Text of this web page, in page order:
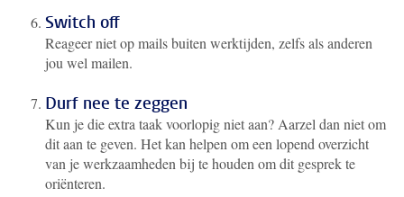
Switch off
Reageer niet op mails buiten werktijden, zelfs als anderen
jou wel mailen.
Durf nee te zeggen
Kun je die extra taak voorlopig niet aan? Aarzel dan niet om
dit aan te geven. Het kan helpen om een lopend overzicht
van je werkzaamheden bij te houden om dit gesprek te
oriënteren.